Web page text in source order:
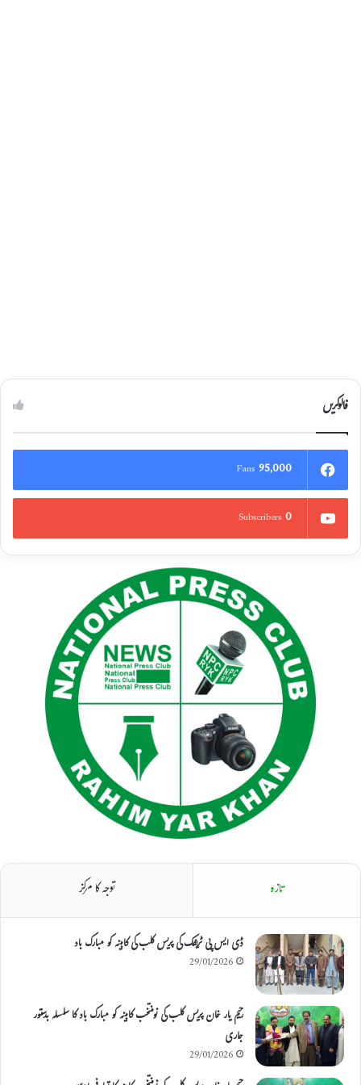
فالوکریں
95,000
Fans
0
Subscribers
تازہ توجہ کا مرکز
ڈی ایس پی ٹریفک کی پریس کلب کی کابینہ کو مبارک باد
29/01/2026
رحیم یار خان پریس کلب کی نومنتخب کابینہ کو مبارک باد کا سلسلہ بدستور
جاری
29/01/2026